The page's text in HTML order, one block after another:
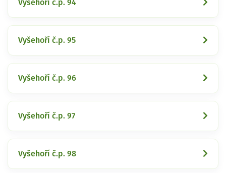
Vyšehoří č.p. 94
Vyšehoří č.p. 95
Vyšehoří č.p. 96
Vyšehoří č.p. 97
Vyšehoří č.p. 98